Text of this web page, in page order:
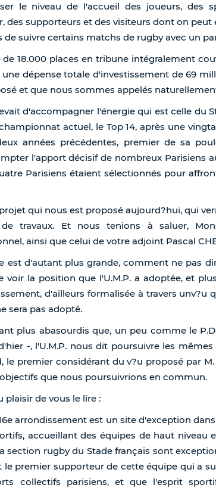
le niveau de l'accueil des joueurs, des
des supporteurs et des visiteurs dont on peut
de suivre certains matchs de rugby avec un
18.000 places en tribune intégralement
dépense totale d'investissement de 69
et que nous sommes appelés
d'accompagner l'énergie qui est celle du
actuel, le Top 14, après une
années précédentes, premier de sa
l'apport décisif de nombreux Parisiens
Parisiens étaient sélectionnés pour
qui nous est proposé aujourd?hui, qui
travaux. Et nous tenions à saluer,
ainsi que celui de votre adjoint Pascal
est d'autant plus grande, comment ne pas
voir la position que l'U.M.P. a adoptée, et
d'ailleurs formalisée à travers unv?u
sera pas adopté.
plus abasourdis que, un peu comme le
-, l'U.M.P. nous dit poursuivre les
le premier considérant du v?u proposé par M.
que nous poursuivrions en commun.
plaisir de vous le lire :
arrondissement est un site d'exception
accueillant des équipes de haut niveau
section rugby du Stade français sont
le premier supporteur de cette équipe qui a
collectifs parisiens, et que l'esprit